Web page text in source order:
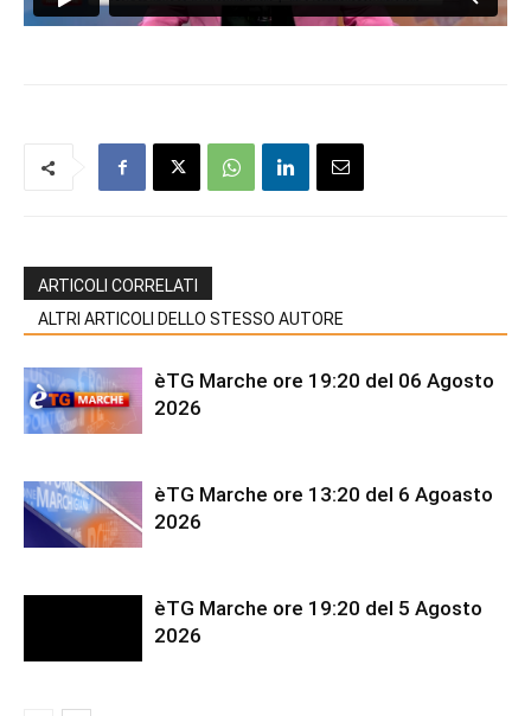
ARTICOLI CORRELATI
ALTRI ARTICOLI DELLO STESSO AUTORE
èTG Marche ore 19:20 del 06 Agosto
2026
èTG Marche ore 13:20 del 6 Agoasto
2026
èTG Marche ore 19:20 del 5 Agosto
2026